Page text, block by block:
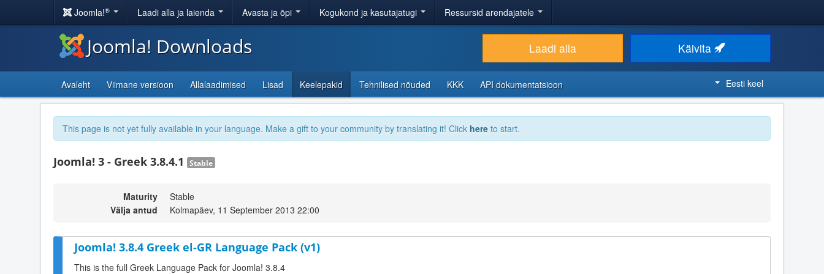
Joomla!® Laadi alla ja laienda Avasta ja õpi Kogukond ja kasutajatugi Ressursid arendajatele
Joomla! Downloads Laadi alla Käivita
Avaleht Viimane versioon Allalaadimised Lisad Keelepakid Tehnilised nõuded KKK API dokumentatsioon Eesti keel
This page is not yet fully available in your language. Make a gift to your community by translating it! Click here to start.
Joomla! 3 - Greek 3.8.4.1 Stable
Maturity
Stable
Välja antud
Kolmapäev, 11 September 2013 22:00
Joomla! 3.8.4 Greek el-GR Language Pack (v1)
This is the full Greek Language Pack for Joomla! 3.8.4